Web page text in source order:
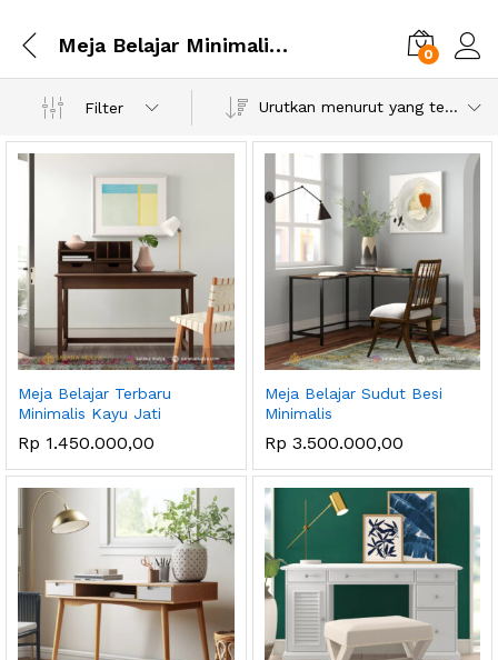
Meja Belajar Minimalis Ikea 0
Filter Urutkan menurut yang terbaru
Meja Belajar Terbaru
Minimalis Kayu Jati
Rp 1.450.000,00
Meja Belajar Sudut Besi
Minimalis
Rp 3.500.000,00